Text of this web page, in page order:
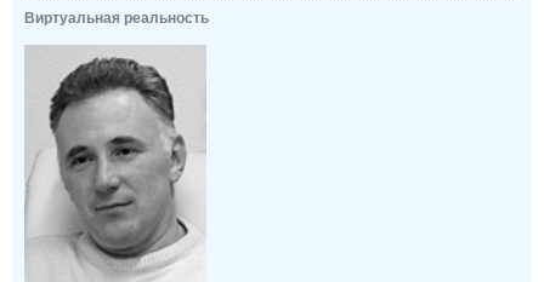
Виртуальная реальность